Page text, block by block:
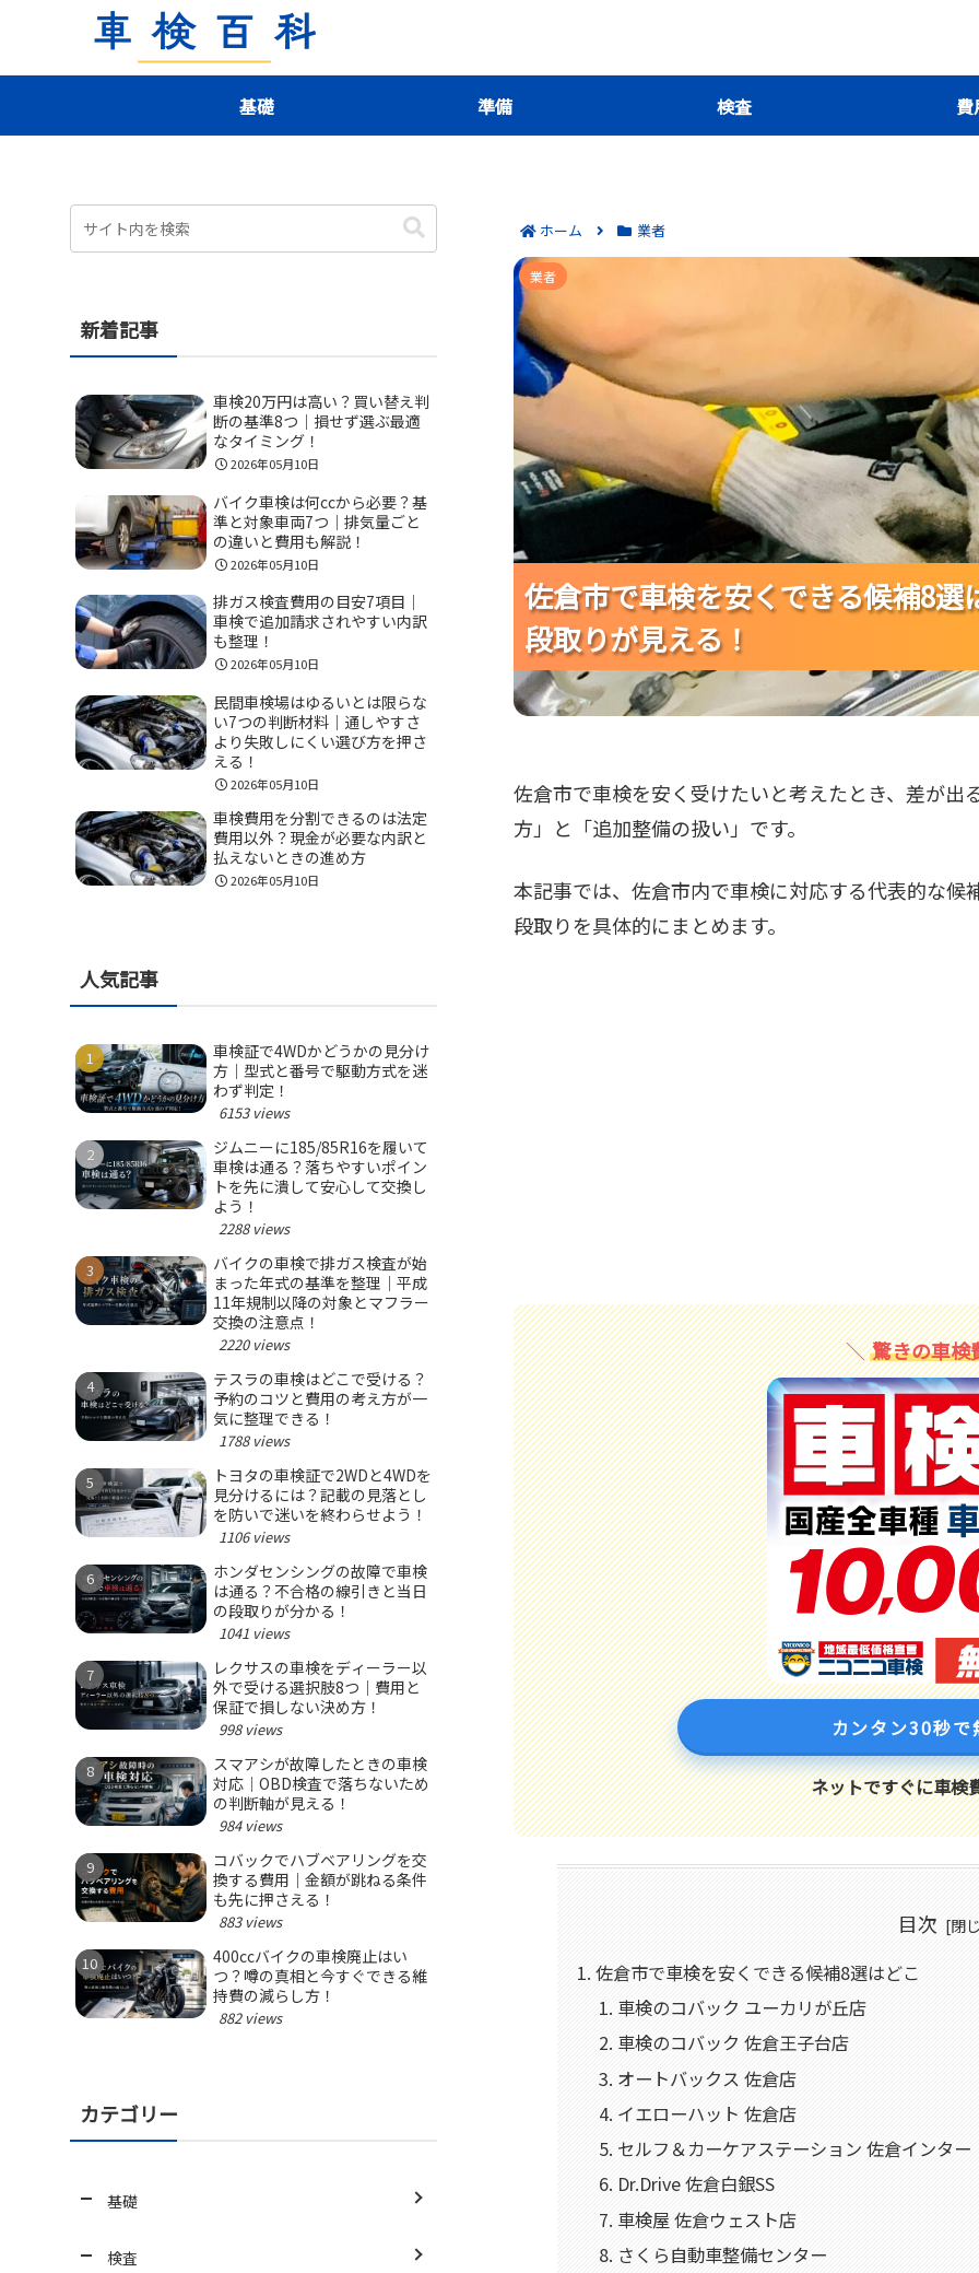
基礎 準備 検査 費
ホーム 業者
佐倉市で車検を安くできる候補8選はどこ？
佐倉市で車検を安くできる候補8
段取りが見える！
佐倉市で車検を安くできる候補8
段取りが見える！
佐倉市で車検を安くできる候補8
段取りが見える！
業者
佐倉市で車検を安く受けたいと考えたとき、差が
方」と「追加整備の扱い」です。
本記事では、佐倉市内で車検に対応する代表的な
段取りを具体的にまとめます。
驚きの車検
カンタン30秒
ネットですぐに車検
目次
佐倉市で車検を安くできる候補8選はどこ
車検のコバック ユーカリが丘店
車検のコバック 佐倉王子台店
オートバックス 佐倉店
イエローハット 佐倉店
セルフ＆カーケアステーション 佐倉インター
Dr.Drive 佐倉白銀SS
車検屋 佐倉ウェスト店
さくら自動車整備センター
新着記事
車検20万円は高い？買い替え判
断の基準8つ｜損せず選ぶ最適
なタイミング！
2026年05月10日
バイク車検は何ccから必要？基
準と対象車両7つ｜排気量ごと
の違いと費用も解説！
2026年05月10日
排ガス検査費用の目安7項目｜
車検で追加請求されやすい内訳
も整理！
2026年05月10日
民間車検場はゆるいとは限らな
い7つの判断材料｜通しやすさ
より失敗しにくい選び方を押さ
える！
2026年05月10日
車検費用を分割できるのは法定
費用以外？現金が必要な内訳と
払えないときの進め方
2026年05月10日
人気記事
車検証で4WDかどうかの見分け
方｜型式と番号で駆動方式を迷
わず判定！
6153 views
ジムニーに185/85R16を履いて
車検は通る？落ちやすいポイン
トを先に潰して安心して交換し
よう！
2288 views
バイクの車検で排ガス検査が始
まった年式の基準を整理｜平成
11年規制以降の対象とマフラー
交換の注意点！
2220 views
テスラの車検はどこで受ける？
予約のコツと費用の考え方が一
気に整理できる！
1788 views
トヨタの車検証で2WDと4WDを
見分けるには？記載の見落とし
を防いで迷いを終わらせよう！
1106 views
ホンダセンシングの故障で車検
は通る？不合格の線引きと当日
の段取りが分かる！
1041 views
レクサスの車検をディーラー以
外で受ける選択肢8つ｜費用と
保証で損しない決め方！
998 views
スマアシが故障したときの車検
対応｜OBD検査で落ちないため
の判断軸が見える！
984 views
コバックでハブベアリングを交
換する費用｜金額が跳ねる条件
も先に押さえる！
883 views
400ccバイクの車検廃止はい
つ？噂の真相と今すぐできる維
持費の減らし方！
882 views
カテゴリー
基礎
検査